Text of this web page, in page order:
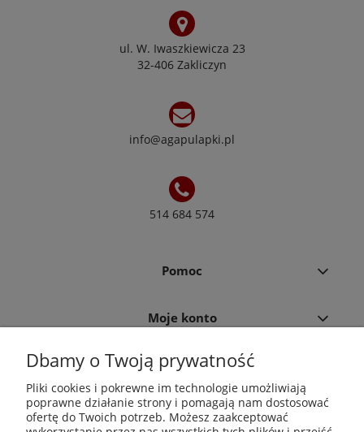
ul. W. Iwaszkiewicza 23
32-406 Zakliczyn
info@agapulapki.pl
514 684 574
Pomoc
Moje konto
Płatności i dostawa
Informacje
Dbamy o Twoją prywatność
Pliki cookies i pokrewne im technologie umożliwiają
poprawne działanie strony i pomagają nam dostosować
ofertę do Twoich potrzeb. Możesz zaakceptować